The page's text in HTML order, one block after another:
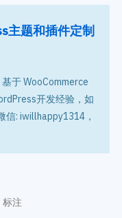
主题和插件定制
于 WooCommerce
开发经验，如
信: iwillhappy1314，
标注